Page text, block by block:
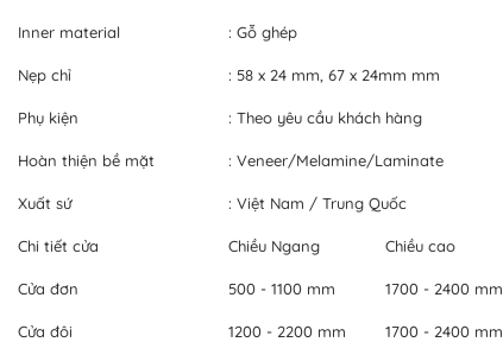
Inner material : Gỗ ghép
Nẹp chỉ : 58 x 24 mm, 67 x 24mm mm
Phụ kiện : Theo yêu cầu khách hàng
Hoàn thiện bề mặt : Veneer/Melamine/Laminate
Xuất sứ : Việt Nam / Trung Quốc
Chi tiết cửa Chiều Ngang Chiều cao
Cửa đơn 500 - 1100 mm 1700 - 2400 mm
Cửa đôi 1200 - 2200 mm 1700 - 2400 mm